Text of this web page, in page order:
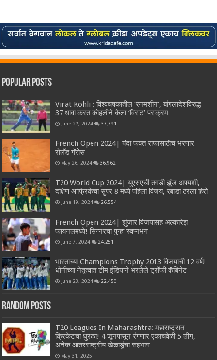
Popular Posts
Virat Kohli : विश्वचषकातील ‘रनमशीन’, बांगलादेशविरुद्ध
37 धावा करत कोहलीने केला ‘विराट’ पराक्रम
June 22, 2024 37,791
French Open 2024| यंदा फक्त राफासाठीच भरणार
रोलॅंड गॅरोस
May 26, 2024 36,962
T20 World Cup 2024| युएसएची तगडी झुंज अपयशी,
दक्षिण आफ्रिकेचा सुपर 8 मध्ये पहिला विजय, रबाडा ठरला हिरो
June 19, 2024 26,554
French Open 2024| झुंजार विजयासह अल्कारेझ
फायनलमध्ये! सिन्नरचा पुन्हा स्वप्नभंग
June 7, 2024 24,251
भारताच्या Champions Trophy 2013 विजयाची 12 वर्ष!
धोनीच्या नेतृत्वात टीम इंडियाने भरलेले ट्रॉफी कॅबिनेट
June 23, 2024 22,450
Random Posts
T20 Leagues In Maharashtra: महाराष्ट्रात
क्रिकेटचा धुरळा! 4 जूनपासून रंगणार एकाचवेळी 5 लीग,
अनेक आंतरराष्ट्रीय खेळाडूंचा सहभाग
May 31, 2025